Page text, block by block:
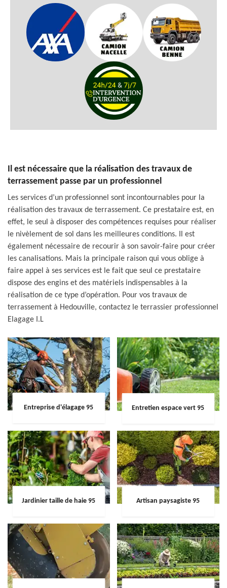
Il est nécessaire que la réalisation des travaux de
terrassement passe par un professionnel
Les services d’un professionnel sont incontournables pour la
réalisation des travaux de terrassement. Ce prestataire est, en
effet, le seul à disposer des compétences requises pour réaliser
le nivèlement de sol dans les meilleures conditions. Il est
également nécessaire de recourir à son savoir-faire pour créer
les canalisations. Mais la principale raison qui vous oblige à
faire appel à ses services est le fait que seul ce prestataire
dispose des engins et des matériels indispensables à la
réalisation de ce type d’opération. Pour vos travaux de
terrassement à Hedouville, contactez le terrassier professionnel
Elagage I.L
Entreprise d'élagage 95 Entretien espace vert 95
Jardinier taille de haie 95 Artisan paysagiste 95